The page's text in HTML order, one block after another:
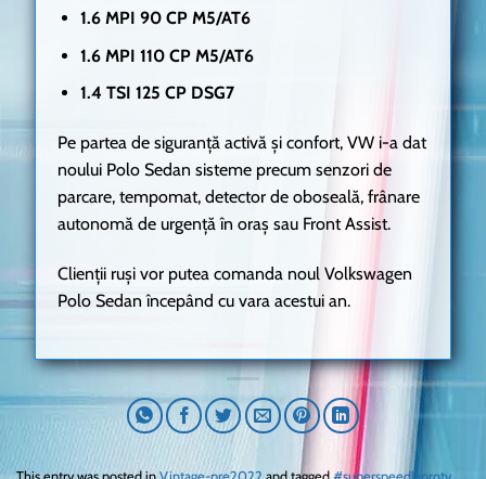
1.6 MPI 90 CP M5/AT6
1.6 MPI 110 CP M5/AT6
1.4 TSI 125 CP DSG7
Pe partea de siguranță activă și confort, VW i-a dat
noului Polo Sedan sisteme precum senzori de
parcare, tempomat, detector de oboseală, frânare
autonomă de urgență în oraș sau Front Assist.
Clienții ruși vor putea comanda noul Volkswagen
Polo Sedan începând cu vara acestui an.